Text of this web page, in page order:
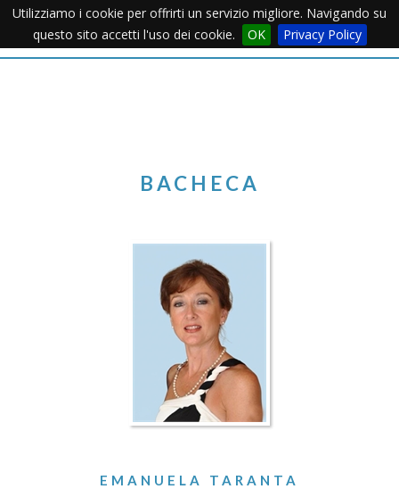
Utilizziamo i cookie per offrirti un servizio migliore. Navigando su
questo sito accetti l'uso dei cookie.
OK Privacy PolicyMenu
BACHECA
EMANUELA TARANTA